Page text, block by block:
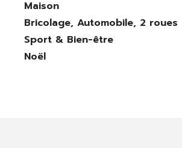
Maison
Bricolage, Automobile, 2 roues
Sport & Bien-être
Noël